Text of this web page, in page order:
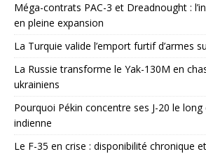
Méga-contrats PAC-3 et Dreadnought :
en pleine expansion
La Turquie valide l’emport furtif d’armes
La Russie transforme le Yak-130M en
ukrainiens
Pourquoi Pékin concentre ses J-20 le
indienne
Le F-35 en crise : disponibilité chronique